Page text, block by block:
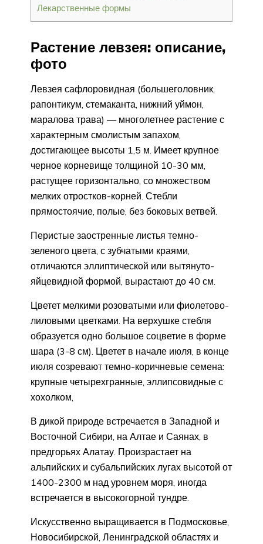
Лекарственные формы
Растение левзея: описание,
фото
Левзея сафлоровидная (большеголовник,
рапонтикум, стемаканта, нижний уймон,
маралова трава) — многолетнее растение с
характерным смолистым запахом,
достигающее высоты 1,5 м. Имеет крупное
черное корневище толщиной 10-30 мм,
растущее горизонтально, со множеством
мелких отростков-корней. Стебли
прямостоячие, полые, без боковых ветвей.
Перистые заостренные листья темно-
зеленого цвета, с зубчатыми краями,
отличаются эллиптической или вытянуто-
яйцевидной формой, вырастают до 40 см.
Цветет мелкими розоватыми или фиолетово-
лиловыми цветками. На верхушке стебля
образуется одно большое соцветие в форме
шара (3-8 см). Цветет в начале июля, в конце
июля созревают темно-коричневые семена:
крупные четырехгранные, эллипсовидные с
хохолком,
В дикой природе встречается в Западной и
Восточной Сибири, на Алтае и Саянах, в
предгорьях Алатау. Произрастает на
альпийских и субальпийских лугах высотой от
1400-2300 м над уровнем моря, иногда
встречается в высокогорной тундре.
Искусственно выращивается в Подмосковье,
Новосибирской, Ленинградской областях и